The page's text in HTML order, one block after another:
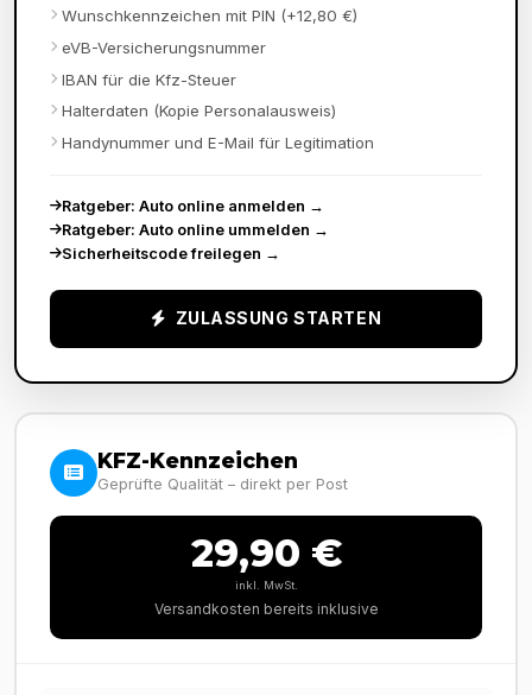
Wunschkennzeichen mit PIN (+12,80 €)
eVB-Versicherungsnummer
IBAN für die Kfz-Steuer
Halterdaten (Kopie Personalausweis)
Handynummer und E-Mail für Legitimation
Ratgeber: Auto online anmelden →
Ratgeber: Auto online ummelden →
Sicherheitscode freilegen →
ZULASSUNG STARTEN
KFZ-Kennzeichen
Geprüfte Qualität – direkt per Post
29,90 €
inkl. MwSt.
Versandkosten bereits inklusive